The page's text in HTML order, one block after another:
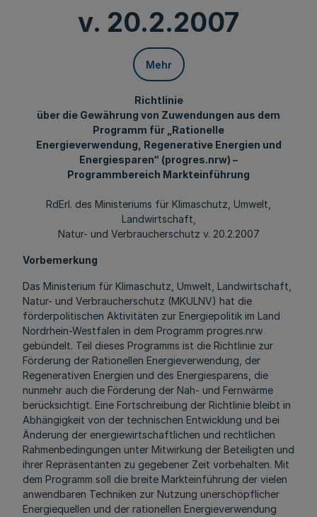
v. 20.2.2007
Mehr
Richtlinie
über die Gewährung von Zuwendungen aus dem
Programm für „Rationelle
Energieverwendung, Regenerative Energien und
Energiesparen“ (progres.nrw) –
Programmbereich Markteinführung
RdErl. des Ministeriums für Klimaschutz, Umwelt,
Landwirtschaft,
Natur- und Verbraucherschutz v. 20.2.2007
Vorbemerkung
Das Ministerium für Klimaschutz, Umwelt, Landwirtschaft,
Natur- und Verbraucherschutz (MKULNV) hat die
förderpolitischen Aktivitäten zur Energiepolitik im Land
Nordrhein-Westfalen in dem Programm progres.nrw
gebündelt. Teil dieses Programms ist die Richtlinie zur
Förderung der Rationellen Energieverwendung, der
Regenerativen Energien und des Energiesparens, die
nunmehr auch die Förderung der Nah- und Fernwärme
berücksichtigt. Eine Fortschreibung der Richtlinie bleibt in
Abhängigkeit von der technischen Entwicklung und bei
Änderung der energiewirtschaftlichen und rechtlichen
Rahmenbedingungen unter Mitwirkung der Beteiligten und
ihrer Repräsentanten zu gegebener Zeit vorbehalten. Mit
dem Programm soll die breite Markteinführung der vielen
anwendbaren Techniken zur Nutzung unerschöpflicher
Energiequellen und der rationellen Energieverwendung